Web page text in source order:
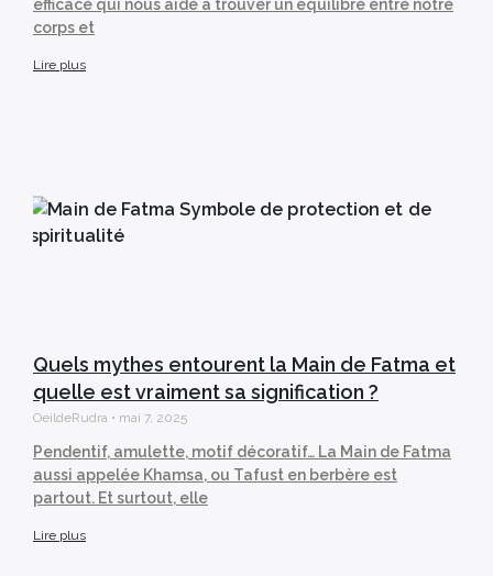
efficace qui nous aide à trouver un équilibre entre notre
corps et
Lire plus
Quels mythes entourent la Main de Fatma et
quelle est vraiment sa signification ?
OeildeRudra mai 7, 2025
Pendentif, amulette, motif décoratif… La Main de Fatma
aussi appelée Khamsa, ou Tafust en berbère est
partout. Et surtout, elle
Lire plus